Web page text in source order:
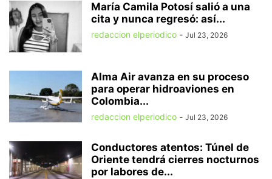
María Camila Potosí salió a una
cita y nunca regresó: así...
redaccion elperiodico - Jul 23, 2026
Alma Air avanza en su proceso
para operar hidroaviones en
Colombia...
redaccion elperiodico - Jul 23, 2026
Conductores atentos: Túnel de
Oriente tendrá cierres nocturnos
por labores de...